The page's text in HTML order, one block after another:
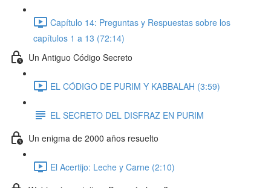
Capítulo 14: Preguntas y Respuestas sobre los
capítulos 1 a 13 (72:14)
Un Antiguo Código Secreto
EL CÓDIGO DE PURIM Y KABBALAH (3:59)
EL SECRETO DEL DISFRAZ EN PURIM
Un enigma de 2000 años resuelto
El Acertijo: Leche y Carne (2:10)